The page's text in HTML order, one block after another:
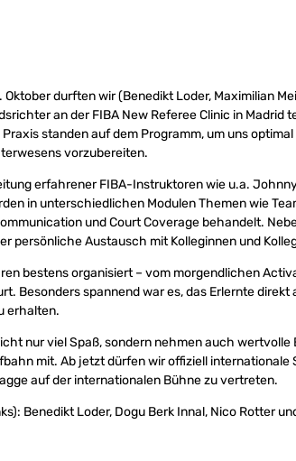
Oktober durften wir (Benedikt Loder, Maximilian
an der FIBA New Referee Clinic in Madrid
standen auf dem Programm, um uns
vorzubereiten.
erfahrener FIBA-Instruktoren wie u.a.
in unterschiedlichen Modulen Themen wie
und Court Coverage behandelt.
persönliche Austausch mit Kolleginnen und
bestens organisiert – vom morgendlichen
Besonders spannend war es, das Erlernte
erhalten.
nur viel Spaß, sondern nehmen auch
mit. Ab jetzt dürfen wir offiziell internationale
auf der internationalen Bühne zu vertreten.
Benedikt Loder, Dogu Berk Innal, Nico Rotter